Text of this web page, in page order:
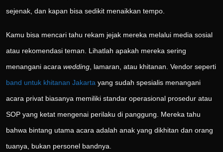
sejenak, dan kapan bisa sedikit menaikkan tempo.
Kamu bisa mencari tahu rekam jejak mereka melalui media sosial
atau rekomendasi teman. Lihatlah apakah mereka sering
menangani acara wedding , lamaran, atau khitanan. Vendor seperti
band untuk khitanan Jakarta yang sudah spesialis menangani
acara privat biasanya memiliki standar operasional prosedur atau
SOP yang ketat mengenai perilaku di panggung. Mereka tahu
bahwa bintang utama acara adalah anak yang dikhitan dan orang
tuanya, bukan personel bandnya.